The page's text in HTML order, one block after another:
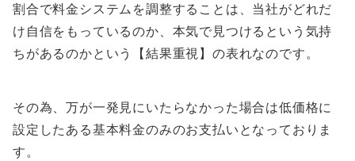
割合で料金システムを調整することは、当社がどれだ
け自信をもっているのか、本気で見つけるという気持
ちがあるのかという【結果重視】の表れなのです。
その為、万が一発見にいたらなかった場合は低価格に
設定したある基本料金のみのお支払いとなっておりま
す。